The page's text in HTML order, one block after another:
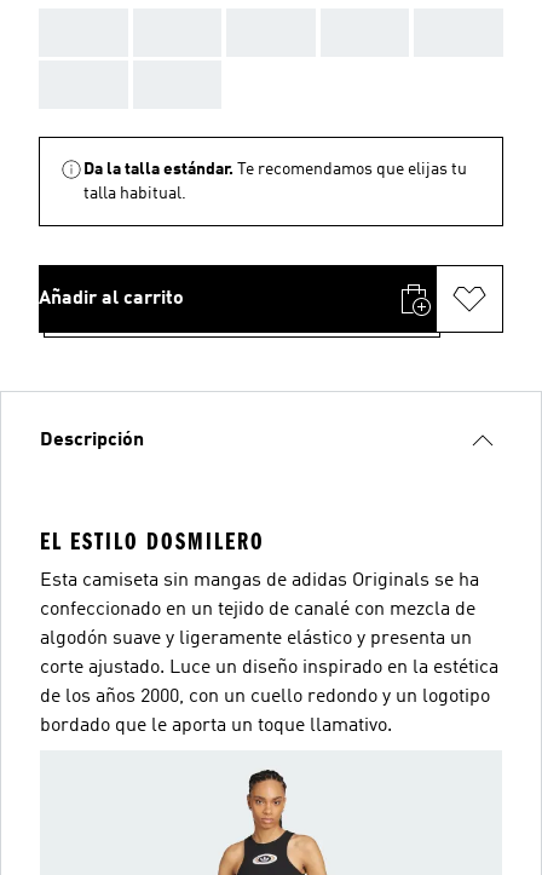
Da la talla estándar.
Te recomendamos que elijas tu
talla habitual.
Añadir al carrito
Descripción
EL ESTILO DOSMILERO
Esta camiseta sin mangas de adidas Originals se ha
confeccionado en un tejido de canalé con mezcla de
algodón suave y ligeramente elástico y presenta un
corte ajustado. Luce un diseño inspirado en la estética
de los años 2000, con un cuello redondo y un logotipo
bordado que le aporta un toque llamativo.